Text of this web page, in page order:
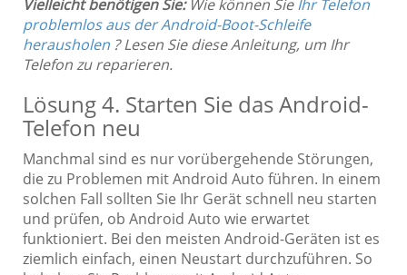
Vielleicht benötigen Sie:Wie können SieIhr Telefon
problemlos aus der Android-Boot-Schleife
herausholen ? Lesen Sie diese Anleitung, um Ihr
Telefon zu reparieren.
Lösung 4. Starten Sie das Android-
Telefon neu
Manchmal sind es nur vorübergehende Störungen,
die zu Problemen mit Android Auto führen. In einem
solchen Fall sollten Sie Ihr Gerät schnell neu starten
und prüfen, ob Android Auto wie erwartet
funktioniert. Bei den meisten Android-Geräten ist es
ziemlich einfach, einen Neustart durchzuführen. So